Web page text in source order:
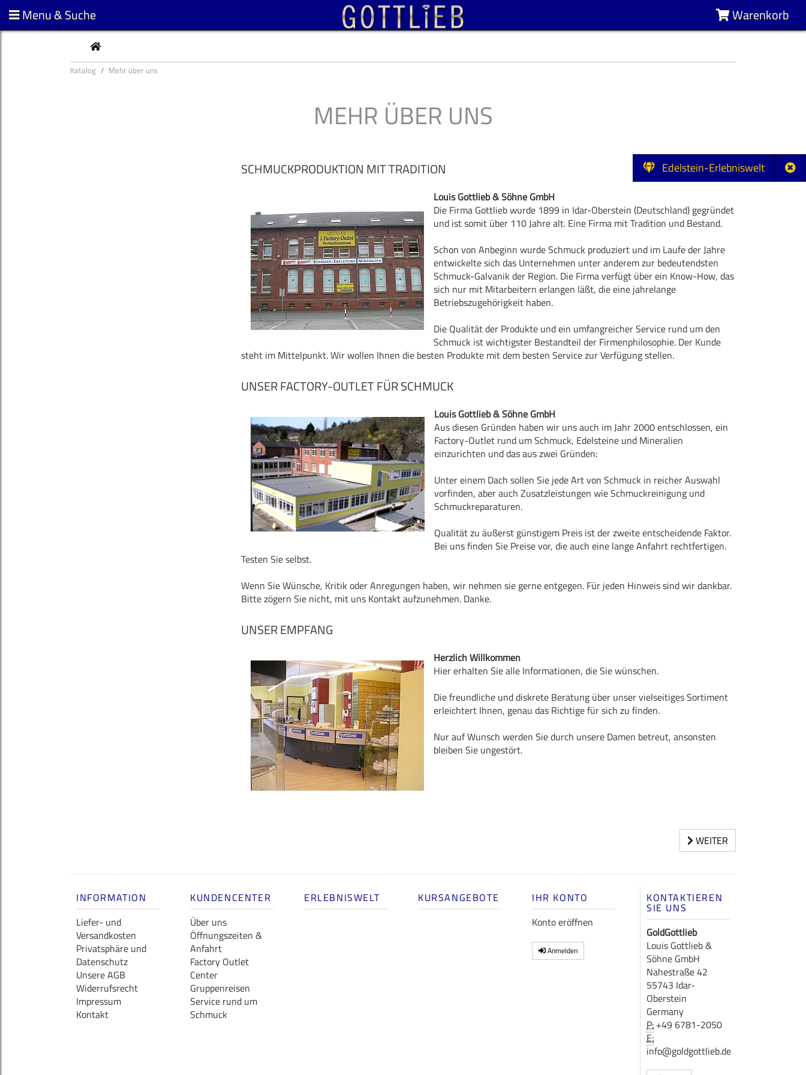
Edelstein-Erlebniswelt
Menu & Suche Warenkorb
CURRENT
Katalog Mehr über uns
MEHR ÜBER UNS
SCHMUCKPRODUKTION MIT TRADITION
Louis Gottlieb & Söhne GmbH
Die Firma Gottlieb wurde 1899 in Idar-Oberstein (Deutschland) gegründet
und ist somit über 110 Jahre alt. Eine Firma mit Tradition und Bestand.
Schon von Anbeginn wurde Schmuck produziert und im Laufe der Jahre
entwickelte sich das Unternehmen unter anderem zur bedeutendsten
Schmuck-Galvanik der Region. Die Firma verfügt über ein Know-How, das
sich nur mit Mitarbeitern erlangen läßt, die eine jahrelange
Betriebszugehörigkeit haben.
Die Qualität der Produkte und ein umfangreicher Service rund um den
Schmuck ist wichtigster Bestandteil der Firmenphilosophie. Der Kunde
steht im Mittelpunkt. Wir wollen Ihnen die besten Produkte mit dem besten Service zur Verfügung stellen.
UNSER FACTORY-OUTLET FÜR SCHMUCK
Louis Gottlieb & Söhne GmbH
Aus diesen Gründen haben wir uns auch im Jahr 2000 entschlossen, ein
Factory-Outlet rund um Schmuck, Edelsteine und Mineralien
einzurichten und das aus zwei Gründen:
Unter einem Dach sollen Sie jede Art von Schmuck in reicher Auswahl
vorfinden, aber auch Zusatzleistungen wie Schmuckreinigung und
Schmuckreparaturen.
Qualität zu äußerst günstigem Preis ist der zweite entscheidende Faktor.
Bei uns finden Sie Preise vor, die auch eine lange Anfahrt rechtfertigen.
Testen Sie selbst.
Wenn Sie Wünsche, Kritik oder Anregungen haben, wir nehmen sie gerne entgegen. Für jeden Hinweis sind wir dankbar.
Bitte zögern Sie nicht, mit uns Kontakt aufzunehmen. Danke.
UNSER EMPFANG
Herzlich Willkommen
Hier erhalten Sie alle Informationen, die Sie wünschen.
Die freundliche und diskrete Beratung über unser vielseitiges Sortiment
erleichtert Ihnen, genau das Richtige für sich zu finden.
Nur auf Wunsch werden Sie durch unsere Damen betreut, ansonsten
bleiben Sie ungestört.
WEITER
INFORMATION
Liefer- und
Versandkosten
Privatsphäre und
Datenschutz
Unsere AGB
Widerrufsrecht
Impressum
Kontakt
KUNDENCENTER
Über uns
Öffnungszeiten &
Anfahrt
Factory Outlet
Center
Gruppenreisen
Service rund um
Schmuck
ERLEBNISWELT KURSANGEBOTE
IHR KONTO
Konto eröffnen
Anmelden
KONTAKTIEREN
SIE UNS
GoldGottlieb
Louis Gottlieb &
Söhne GmbH
Nahestraße 42
55743 Idar-
Oberstein
Germany
P: +49 6781-2050
E:
info@goldgottlieb.de